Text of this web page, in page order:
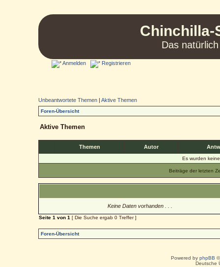
Chinchilla-
Das
Anmelden Registrieren
Unbeantwortete Themen |Aktive Themen
Foren-Übersicht
Aktive Themen
Themen Autor
Es wurden
Beiträge der letzten
Keine Daten vorhanden . . .
Seite1 von1 [ Die Suche ergab 0 Treffer ]
Foren-Übersicht
Powered by phpBB
Deutsche